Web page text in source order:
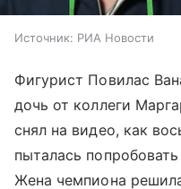
Источник: РИА Новости
Фигурист Повилас
дочь от коллеги
снял на видео, как
пыталась
Жена чемпиона